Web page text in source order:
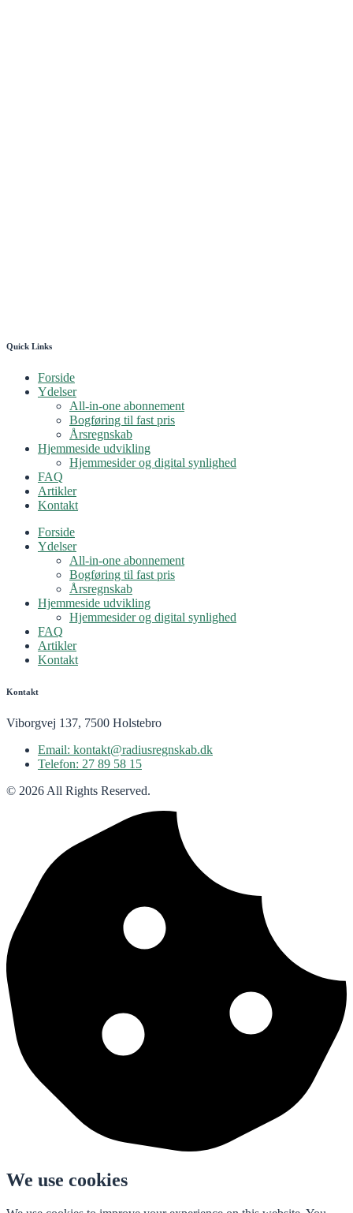
Quick Links
Forside
Ydelser
All-in-one abonnement
Bogføring til fast pris
Årsregnskab
Hjemmeside udvikling
Hjemmesider og digital synlighed
FAQ
Artikler
Kontakt
Forside
Ydelser
All-in-one abonnement
Bogføring til fast pris
Årsregnskab
Hjemmeside udvikling
Hjemmesider og digital synlighed
FAQ
Artikler
Kontakt
Kontakt
Viborgvej 137, 7500 Holstebro
Email: kontakt@radiusregnskab.dk
Telefon: 27 89 58 15
© 2026 All Rights Reserved.
We use cookies